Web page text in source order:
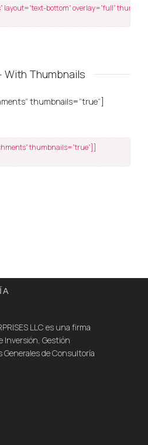
layout=”text-bottom” overlay=”full”
Thumbnails
thumbnails=”true”]
thumbnails=”true”]]
LLC es una firma
Inversión, Gestión
de Consultoría